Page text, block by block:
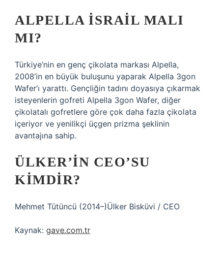
ALPELLA İSRAIL MALI
MI?
Türkiye’nin en genç çikolata markası Alpella,
2008’in en büyük buluşunu yaparak Alpella 3gon
Wafer’ı yarattı. Gençliğin tadını doyasıya çıkarmak
isteyenlerin gofreti Alpella 3gon Wafer, diğer
çikolatalı gofretlere göre çok daha fazla çikolata
içeriyor ve yenilikçi üçgen prizma şeklinin
avantajına sahip.
ÜLKER’IN CEO’SU
KIMDIR?
Mehmet Tütüncü (2014–)Ülker Bisküvi / CEO
Kaynak: gave.com.tr